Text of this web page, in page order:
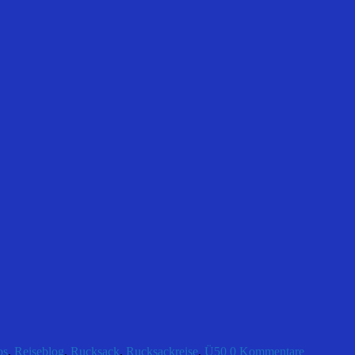
, Reiseblog, Rucksack, Rucksackreise, Ü50 0 Kommentare